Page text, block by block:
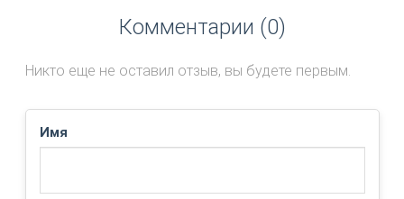
Комментарии (0)
Никто еще не оставил отзыв, вы будете первым.
Имя